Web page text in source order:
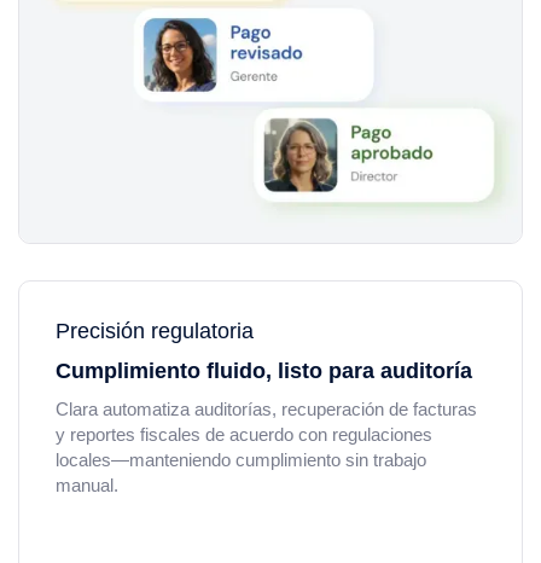
Precisión regulatoria
Cumplimiento fluido, listo para auditoría
Clara automatiza auditorías, recuperación de facturas
y reportes fiscales de acuerdo con regulaciones
locales—manteniendo cumplimiento sin trabajo
manual.